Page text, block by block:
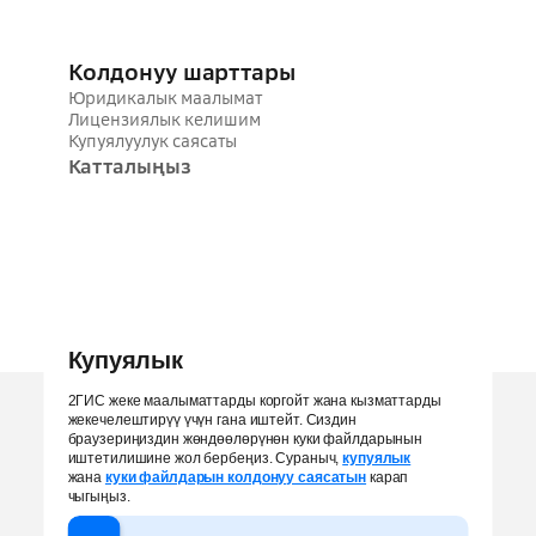
Колдонуу шарттары
Юридикалык маалымат
Лицензиялык келишим
Купуялуулук саясаты
Катталыңыз
Купуялык
2ГИС жеке маалыматтарды коргойт жана кызматтарды
жекечелештирүү үчүн гана иштейт. Сиздин
браузериңиздин жөндөөлөрүнөн куки файлдарынын
иштетилишине жол бербеңиз. Сураныч,купуялык
жана куки файлдарын колдонуу саясатын карап
чыгыңыз.
Эгерде суроолор жаралса
+996 (312) 97 90 00
info@bishkek.2gis.kg